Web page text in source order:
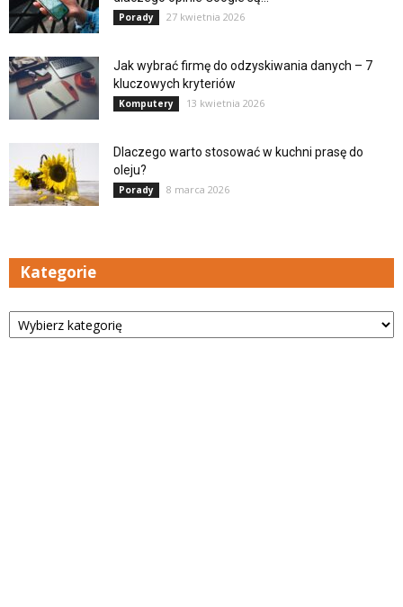
Porady 27 kwietnia 2026
Jak wybrać firmę do odzyskiwania danych – 7
kluczowych kryteriów
Komputery 13 kwietnia 2026
Dlaczego warto stosować w kuchni prasę do
oleju?
Porady 8 marca 2026
Kategorie
Kategorie